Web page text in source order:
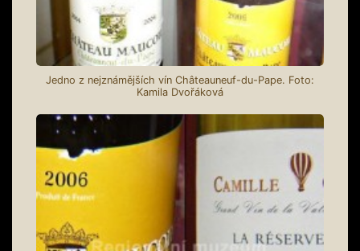
Jedno z nejznámějších vín Châteauneuf-du-Pape. Foto:
Kamila Dvořáková